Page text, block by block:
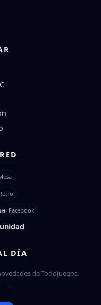
Facebook
DÍA
de TodoJuegos.